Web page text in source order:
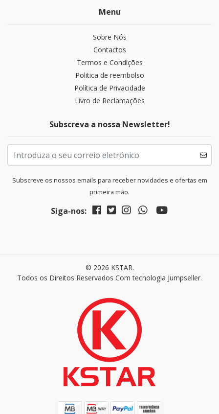
Menu
Sobre Nós
Contactos
Termos e Condições
Politica de reembolso
Política de Privacidade
Livro de Reclamações
Subscreva a nossa Newsletter!
Subscreve os nossos emails para receber novidades e ofertas em
primeira mão.
Siga-nos:
© 2026 KSTAR.
Todos os Direitos Reservados Com tecnologia Jumpseller.